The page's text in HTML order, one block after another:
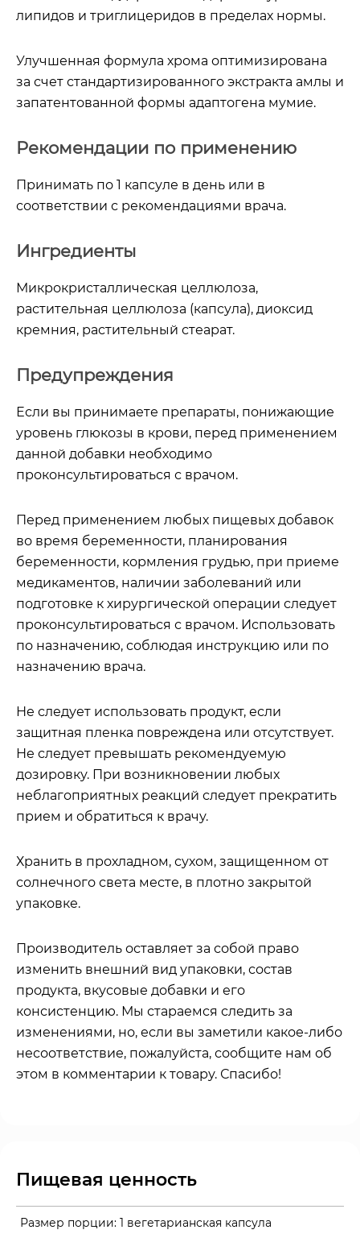
липидов и триглицеридов в пределах нормы.
Улучшенная формула хрома оптимизирована
за счет стандартизированного экстракта амлы и
запатентованной формы адаптогена мумие.
Рекомендации по применению
Принимать по 1 капсуле в день или в
соответствии с рекомендациями врача.
Ингредиенты
Микрокристаллическая целлюлоза,
растительная целлюлоза (капсула), диоксид
кремния, растительный стеарат.
Предупреждения
Если вы принимаете препараты, понижающие
уровень глюкозы в крови, перед применением
данной добавки необходимо
проконсультироваться с врачом.
Перед применением любых пищевых добавок
во время беременности, планирования
беременности, кормления грудью, при приеме
медикаментов, наличии заболеваний или
подготовке к хирургической операции следует
проконсультироваться с врачом. Использовать
по назначению, соблюдая инструкцию или по
назначению врача.
Не следует использовать продукт, если
защитная пленка повреждена или отсутствует.
Не следует превышать рекомендуемую
дозировку. При возникновении любых
неблагоприятных реакций следует прекратить
прием и обратиться к врачу.
Хранить в прохладном, сухом, защищенном от
солнечного света месте, в плотно закрытой
упаковке.
Производитель оставляет за собой право
изменить внешний вид упаковки, состав
продукта, вкусовые добавки и его
консистенцию. Мы стараемся следить за
изменениями, но, если вы заметили какое-либо
несоответствие, пожалуйста, сообщите нам об
этом в комментарии к товару. Спасибо!
Пищевая ценность
Размер порции: 1 вегетарианская капсула